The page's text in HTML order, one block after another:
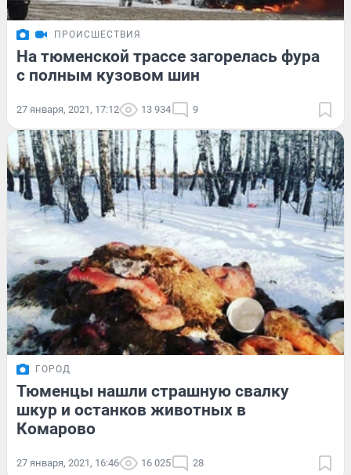
ПРОИСШЕСТВИЯ
На тюменской трассе загорелась фура
с полным кузовом шин
27 января, 2021, 17:12 13 934 9
ГОРОД
Тюменцы нашли страшную свалку
шкур и останков животных в
Комарово
27 января, 2021, 16:46 16 025 28